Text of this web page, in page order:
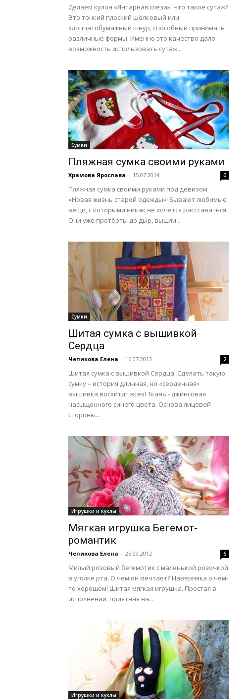
Делаем кулон «Янтарная слеза». Что такое сутаж?
Это тонкий плоский шёлковый или
хлопчатобумажный шнур, способный принимать
различные формы. Именно это качество дало
возможность использовать сутаж...
Сумки
Пляжная сумка своими руками
Храмова Ярослава - 15.07.2014 0
Пляжная сумка своими руками под девизом
«Новая жизнь старой одежды»! Бывают любимые
вещи, с которыми никак не хочется расставаться.
Они уже протёрты до дыр, вышли...
Сумки
Шитая сумка с вышивкой
Сердца
Чепикова Елена - 16.07.2013 2
Шитая сумка с вышивкой Сердца. Сделать такую
сумку – история длинная, но «сердечная»
вышивка восхитит всех! Ткань - джинсовая
насыщенного синего цвета. Основа лицевой
стороны...
Игрушки и куклы
Мягкая игрушка Бегемот-
романтик
Чепикова Елена - 25.09.2012 6
Милый розовый бегемотик с маленькой розочкой
в уголке рта. О чём он мечтает? Наверняка о чём-
то хорошем! Шитая мягкая игрушка. Простая в
исполнении, приятная на...
Игрушки и куклы